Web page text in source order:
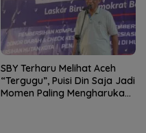
SBY Terharu Melihat Aceh
“Tergugu”, Puisi Din Saja Jadi
Momen Paling Mengharukan